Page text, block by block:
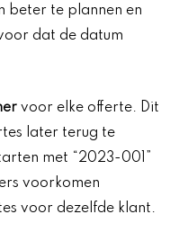
beter te plannen en
dat de datum
voor elke offerte. Dit
later terug te
met “2023-001”
voorkomen
voor dezelfde klant.